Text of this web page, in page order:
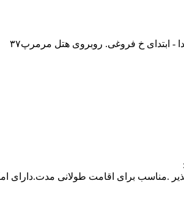
ابتدای خ فروغی. روبروی هتل مرمرپ۳۷
.مناسب برای اقامت طولانی